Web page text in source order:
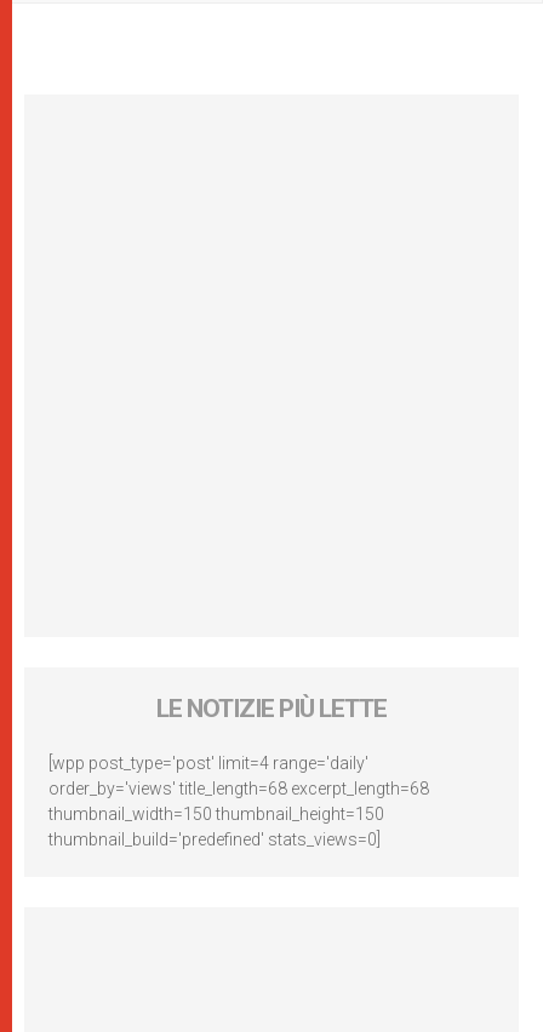
LE NOTIZIE PIÙ LETTE
[wpp post_type='post' limit=4 range='daily'
order_by='views' title_length=68 excerpt_length=68
thumbnail_width=150 thumbnail_height=150
thumbnail_build='predefined' stats_views=0]